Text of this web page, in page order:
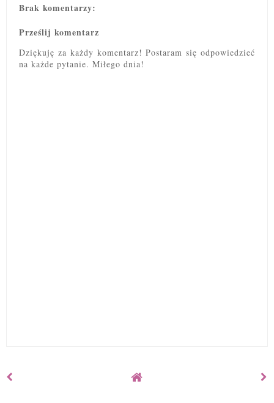
Brak komentarzy:
Prześlij komentarz
Dziękuję za każdy komentarz! Postaram się odpowiedzieć
na każde pytanie. Miłego dnia!